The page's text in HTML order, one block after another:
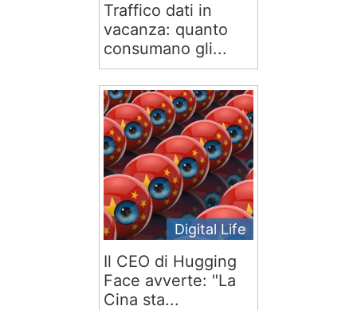
Traffico dati in
vacanza: quanto
consumano gli...
Digital Life
Il CEO di Hugging
Face avverte: "La
Cina sta...